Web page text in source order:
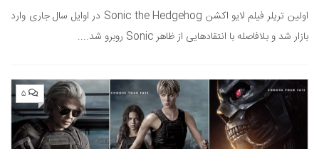
اولین تریلر فیلم لایو اکشن Sonic the Hedgehog در اوایل سال جاری وارد
بازار شد و بلافاصله با انتقادهایی از ظاهر Sonic روبرو شد....
۵